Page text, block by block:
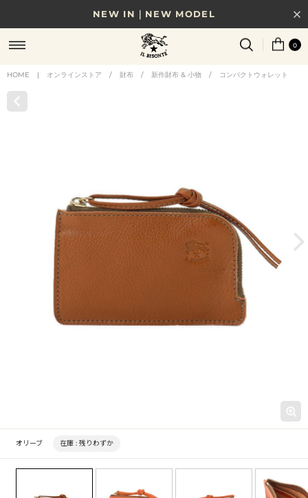
NEW IN｜NEW MODEL
8/17(月)10時まで｜税込11,000円以上で送料無料
贈る相手やシーンから選べる、新しいギフトガイド
0
HOME | オンラインストア / 財布 / 新作財布 & 小物 / コンパクトウォレット
オリーブ 在庫 : 残りわずか